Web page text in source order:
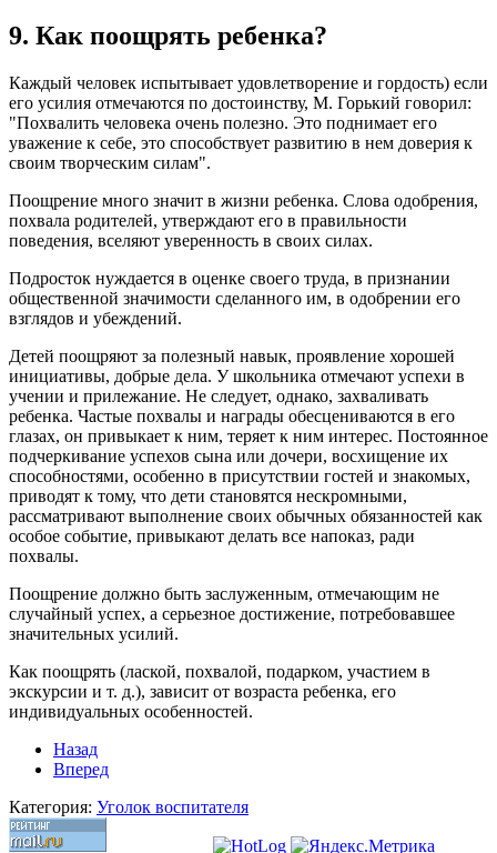
9. Как поощрять ребенка?
Каждый человек испытывает удовлетворение и гордость) если
его усилия отмечаются по достоинству, М. Горький говорил:
"Похвалить человека очень полезно. Это поднимает его
уважение к себе, это способствует развитию в нем доверия к
своим творческим силам".
Поощрение много значит в жизни ребенка. Слова одобрения,
похвала родителей, утверждают его в правильности
поведения, вселяют уверенность в своих силах.
Подросток нуждается в оценке своего труда, в признании
общественной значимости сделанного им, в одобрении его
взглядов и убеждений.
Детей поощряют за полезный навык, проявление хорошей
инициативы, добрые дела. У школьника отмечают успехи в
учении и прилежание. Не следует, однако, захваливать
ребенка. Частые похвалы и награды обесцениваются в его
глазах, он привыкает к ним, теряет к ним интерес. Постоянное
подчеркивание успехов сына или дочери, восхищение их
способностями, особенно в присутствии гостей и знакомых,
приводят к тому, что дети становятся нескромными,
рассматривают выполнение своих обычных обязанностей как
особое событие, привыкают делать все напоказ, ради
похвалы.
Поощрение должно быть заслуженным, отмечающим не
случайный успех, а серьезное достижение, потребовавшее
значительных усилий.
Как поощрять (лаской, похвалой, подарком, участием в
экскурсии и т. д.), зависит от возраста ребенка, его
индивидуальных особенностей.
Назад
Вперед
Категория: Уголок воспитателя